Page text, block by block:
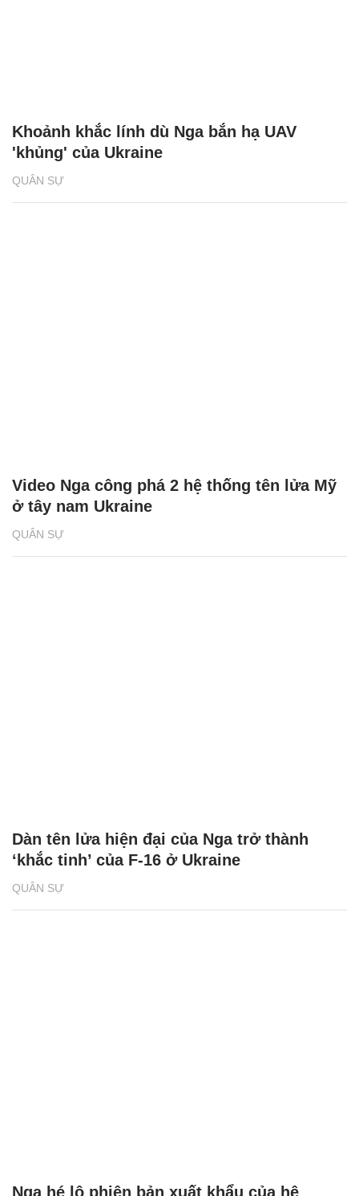
QUÂN SỰ
Khoảnh khắc lính dù Nga bắn hạ UAV
'khủng' của Ukraine
QUÂN SỰ
Video Nga công phá 2 hệ thống tên lửa Mỹ
ở tây nam Ukraine
QUÂN SỰ
Dàn tên lửa hiện đại của Nga trở thành
‘khắc tinh’ của F-16 ở Ukraine
Nga hé lộ phiên bản xuất khẩu của hệ